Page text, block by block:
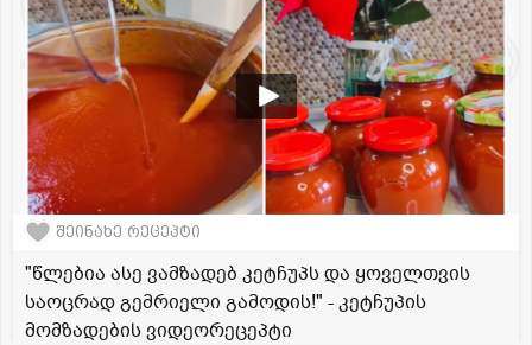
შეინახე რეცეპტი
"წლებია ასე ვამზადებ კეტჩუპს და ყოველთვის
საოცრად გემრიელი გამოდის!" - კეტჩუპის
მომზადების ვიდეორეცეპტი